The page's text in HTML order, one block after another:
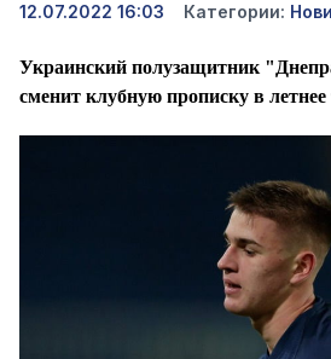
12.07.2022 16:03 Категории:
Украинский полузащитник
сменит клубную прописку в